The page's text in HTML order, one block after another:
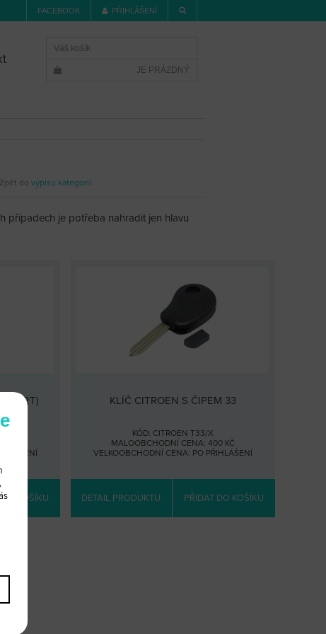
FACEBOOK PŘIHLÁŠENÍ
Váš košík
JE PRÁZDNÝ
Zpět do výpisu kategorií
případech je potřeba nahradit jen hlavu
(VA2T)
KOŠÍKU
KLÍČ CITROEN S ČIPEM 33
KÓD: CITROEN T33/X
MALOOBCHODNÍ CENA: 400 KČ
VELKOOBCHODNÍ CENA: PO PŘIHLÁŠENÍ
DETAIL PRODUKTU PŘIDAT DO KOŠÍKU